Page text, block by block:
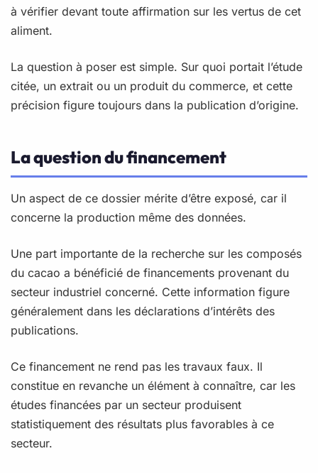
à vérifier devant toute affirmation sur les vertus de cet
aliment.
La question à poser est simple. Sur quoi portait l’étude
citée, un extrait ou un produit du commerce, et cette
précision figure toujours dans la publication d’origine.
La question du financement
Un aspect de ce dossier mérite d’être exposé, car il
concerne la production même des données.
Une part importante de la recherche sur les composés
du cacao a bénéficié de financements provenant du
secteur industriel concerné. Cette information figure
généralement dans les déclarations d’intérêts des
publications.
Ce financement ne rend pas les travaux faux. Il
constitue en revanche un élément à connaître, car les
études financées par un secteur produisent
statistiquement des résultats plus favorables à ce
secteur.